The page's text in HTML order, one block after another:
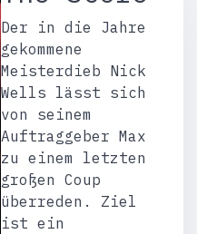
Der in die Jahre
gekommene
Meisterdieb Nick
Wells lässt sich
von seinem
Auftraggeber Max
zu einem letzten
großen Coup
überreden. Ziel
ist ein